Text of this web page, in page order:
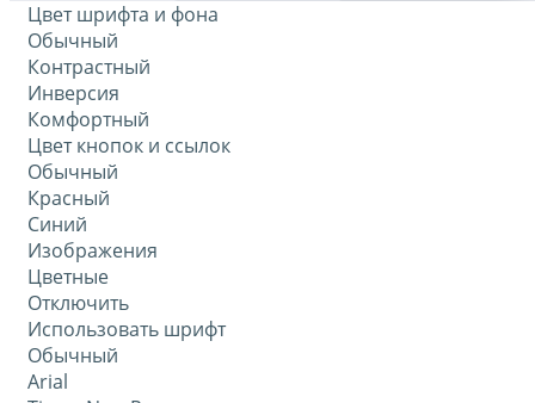
Цвет шрифта и фона
Обычный
Контрастный
Инверсия
Комфортный
Цвет кнопок и ссылок
Обычный
Красный
Синий
Изображения
Цветные
Отключить
Использовать шрифт
Обычный
Arial